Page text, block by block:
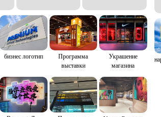
бизнес логотип
Программа
выставки
Украшение
магазина